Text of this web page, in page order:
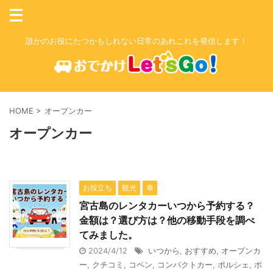
誰かのお役にたつかもしれない日常のあれこれを発信します！
HOME > オープンカー
オープンカー
お役立ち 観光 車
宮古島のレンタカーいつから予約する？
金額は？選び方は？他の移動手段を調べ
てみました。
2024/4/12 いつから おすすめ
オープンカ
ー
クチコミ コペン コンパクトカー ポルシェ
ポ